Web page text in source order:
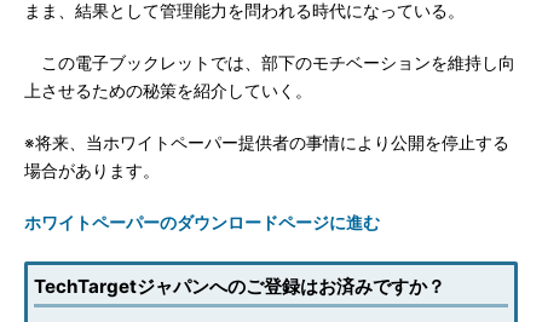
まま、結果として管理能力を問われる時代になっている。
この電子ブックレットでは、部下のモチベーションを維持し向
上させるための秘策を紹介していく。
※将来、当ホワイトペーパー提供者の事情により公開を停止する
場合があります。
ホワイトペーパーのダウンロードページに進む
TechTargetジャパンへのご登録はお済みですか？